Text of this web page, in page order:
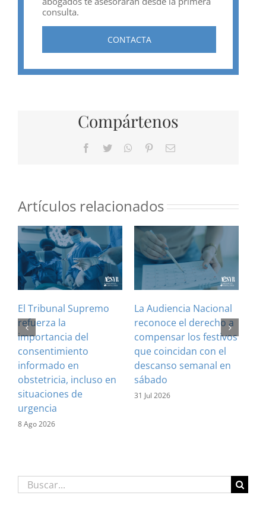
consulta.
CONTACTA
Compártenos
Facebook
Twitter WhatsApp
PinterestCorreo
Artículos relacionados
El Tribunal Supremo
refuerza la
importancia del
consentimiento
informado en
obstetricia, incluso en
situaciones de
urgencia
8 Ago 2026
La Audiencia Nacional
reconoce el derecho a
compensar los festivos
que coincidan con el
descanso semanal en
sábado
31 Jul 2026
Buscar: